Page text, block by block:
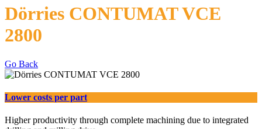
Dörries CONTUMAT VCE
2800
Go Back
Lower costs per part
Higher productivity through complete machining due to integrated